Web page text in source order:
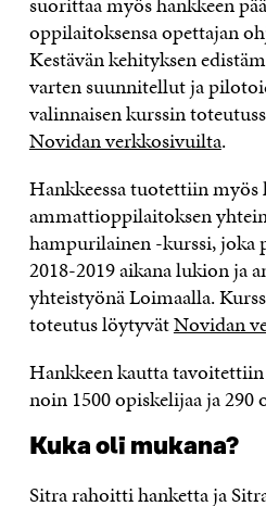
oppilaitoksensa opettajan
Kestävän kehityksen
varten suunnitellut ja
valinnaisen kurssin
Novidan verkkosivuilta.
Hankkeessa tuotettiin
ammattioppilaitoksen
hampurilainen -kurssi,
2018-2019 aikana lukion ja
yhteistyönä Loimaalla.
toteutus löytyvätNovidan
Hankkeen kautta
noin 1500 opiskelijaa ja 290
Kuka oli mukana?
Sitra rahoitti hanketta ja